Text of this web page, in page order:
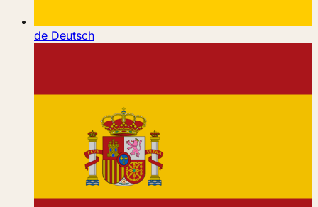
de Deutsch